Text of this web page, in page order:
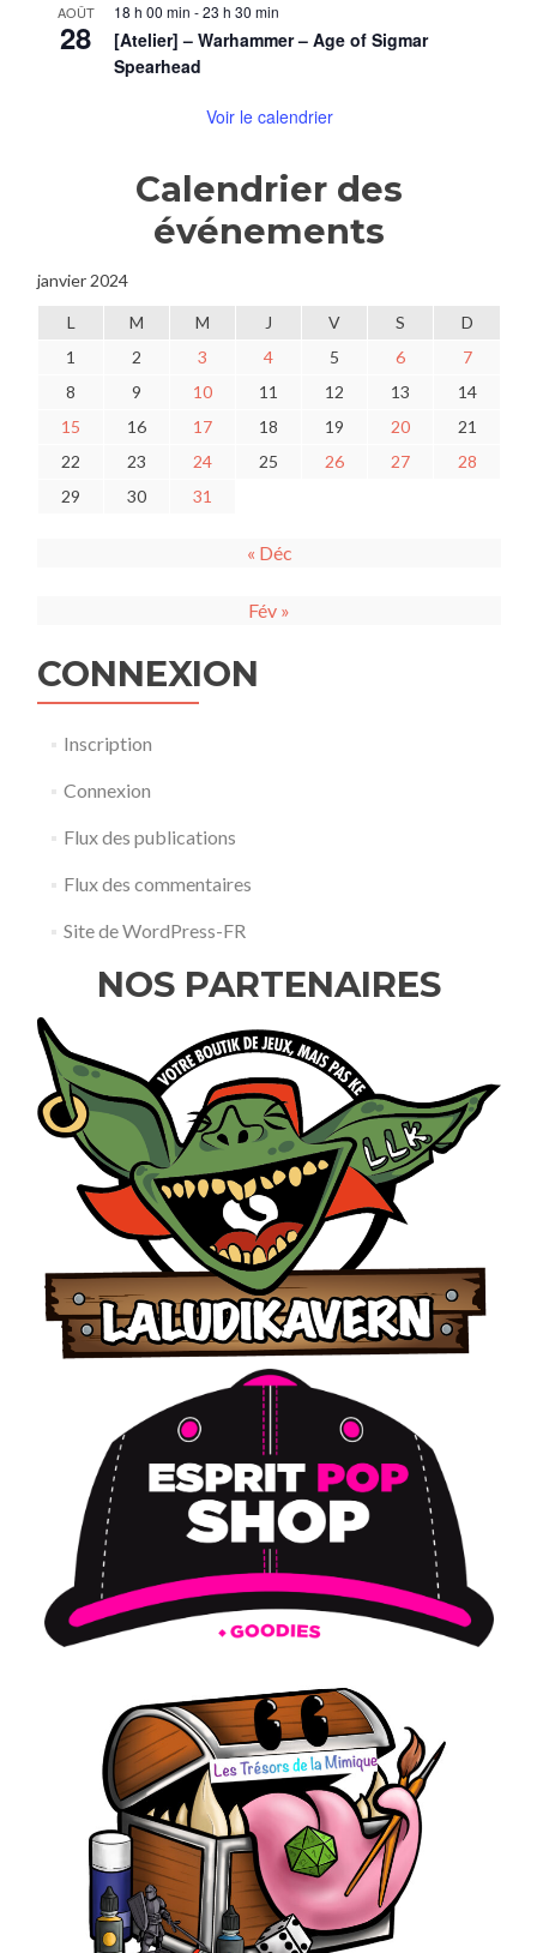
AOÛT
28
18 h 00 min -23 h 30 min
[Atelier] – Warhammer – Age of Sigmar
Spearhead
Voir le calendrier
Calendrier des
événements
janvier 2024
L M M J V S
D
1
2 3 4 5 6
7
8
9 10 11 12 13
14
15
16 17 18 19 20
21
22
23 24 25 26 27
28
29
30 31
« Déc
Fév »
CONNEXION
Inscription
Connexion
Flux des publications
Flux des commentaires
Site de WordPress-FR
NOS PARTENAIRES